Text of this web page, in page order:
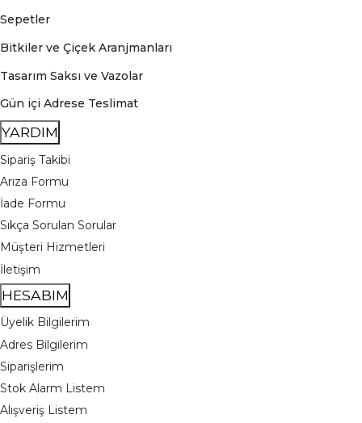
Sepetler
Bitkiler ve Çiçek Aranjmanları
Tasarım Saksı ve Vazolar
Gün içi Adrese Teslimat
YARDIM
Sipariş Takibi
Arıza Formu
İade Formu
Sıkça Sorulan Sorular
Müşteri Hizmetleri
İletişim
HESABIM
Üyelik Bilgilerim
Adres Bilgilerim
Siparişlerim
Stok Alarm Listem
Alışveriş Listem